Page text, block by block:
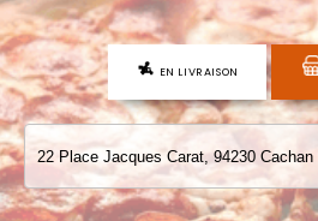
VOTRE COMPTE
NOTRE RESTAURANT
VOS AVIS
MENTIONS LÉGALES
EN LIVRAISON